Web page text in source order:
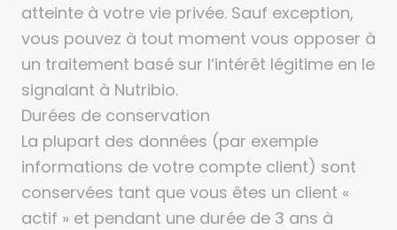
atteinte à votre vie privée. Sauf exception,
vous pouvez à tout moment vous opposer à
un traitement basé sur l’intérêt légitime en le
signalant à Nutribio.
Durées de conservation
La plupart des données (par exemple
informations de votre compte client) sont
conservées tant que vous êtes un client «
actif » et pendant une durée de 3 ans à